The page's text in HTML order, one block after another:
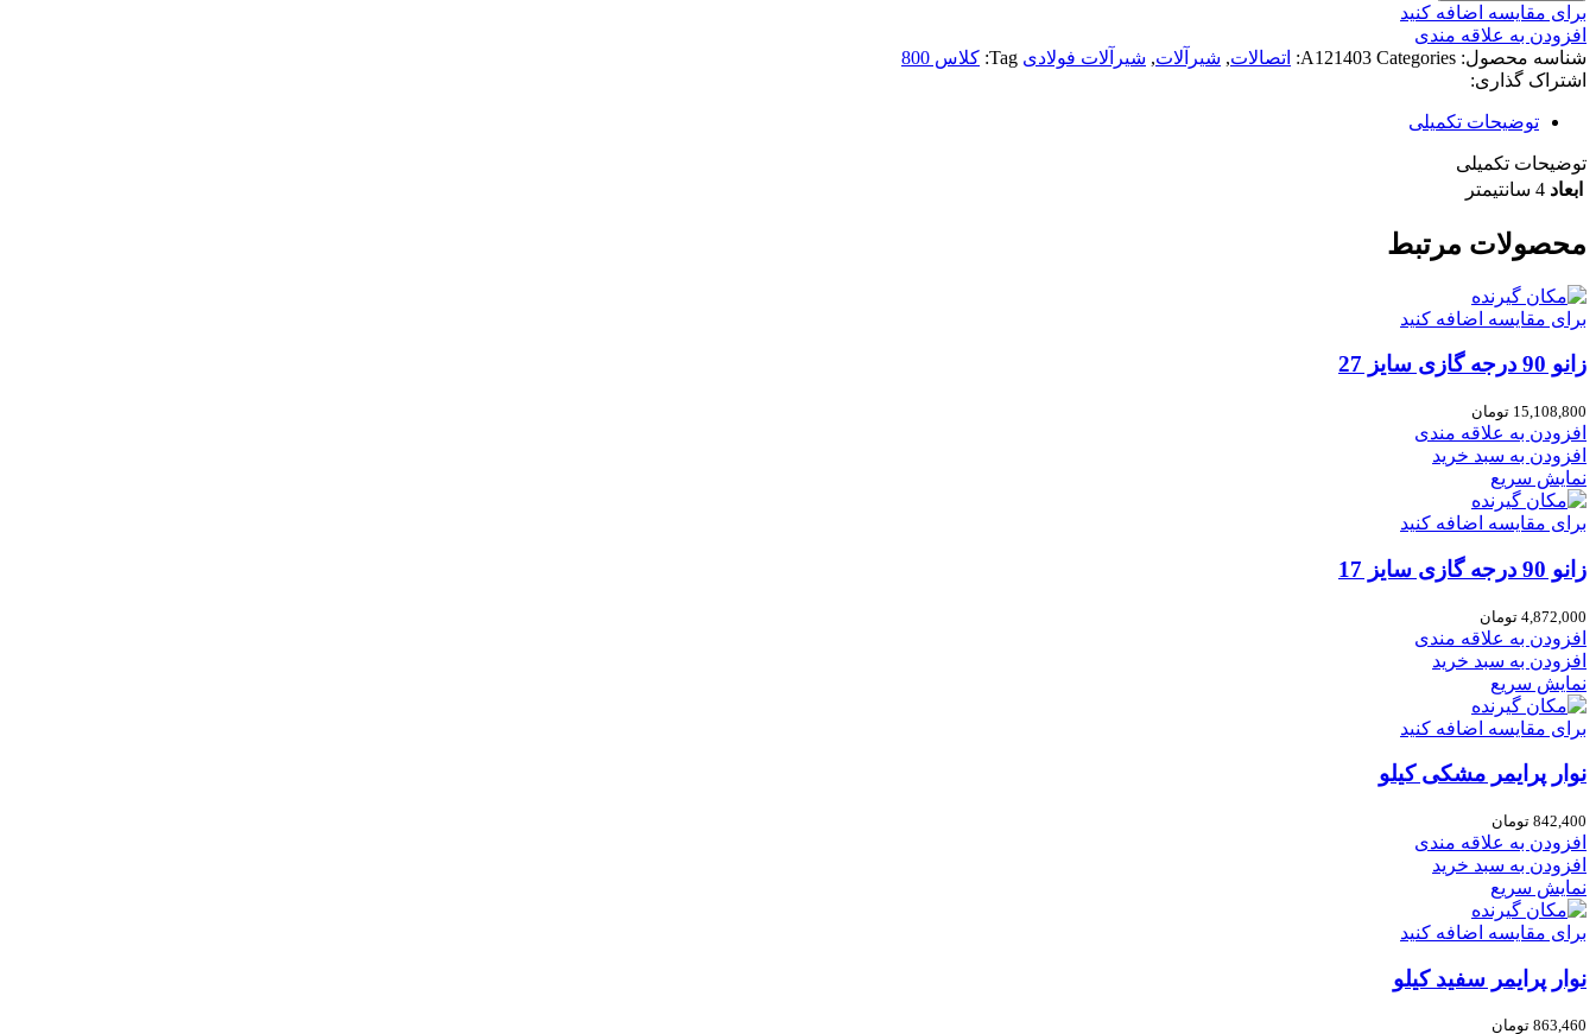
برای مقایسه اضافه کنید
افزودن به علاقه مندی
شناسه محصول:
A121403 Categories: اتصالات, شیرآلات, شیرآلات فولادی Tag: کلاس 800
اشتراک گذاری:
توضیحات تکمیلی
توضیحات تکمیلی
ابعاد 4 سانتیمتر
محصولات مرتبط
برای مقایسه اضافه کنید
زانو 90 درجه گازی سایز 27
15,108,800 تومان
افزودن به علاقه مندی
افزودن به سبد خرید
نمایش سریع
برای مقایسه اضافه کنید
زانو 90 درجه گازی سایز 17
4,872,000 تومان
افزودن به علاقه مندی
افزودن به سبد خرید
نمایش سریع
برای مقایسه اضافه کنید
نوار پرایمر مشکی کیلو
842,400 تومان
افزودن به علاقه مندی
افزودن به سبد خرید
نمایش سریع
برای مقایسه اضافه کنید
نوار پرایمر سفید کیلو
863,460 تومان